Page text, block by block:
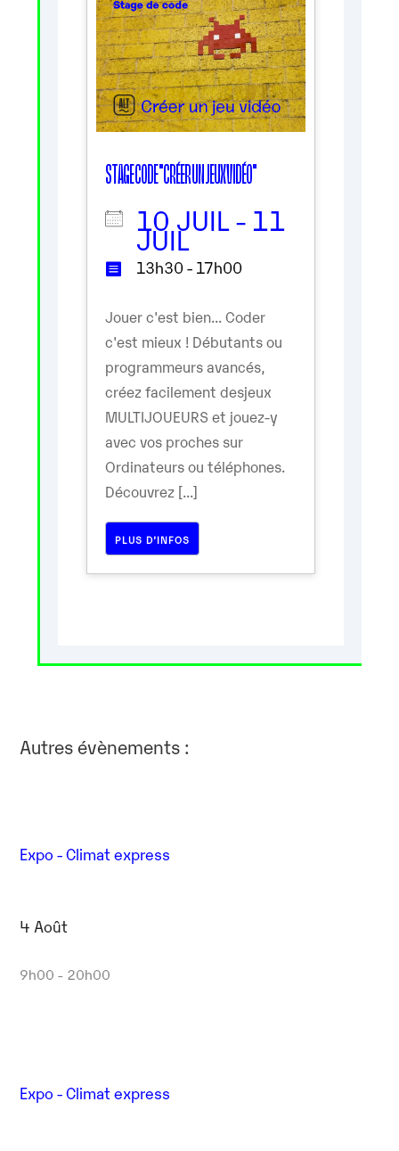
STAGE CODE "CRÉER UN JEUX VIDÉO"
10 JUIL - 11
JUIL
13h30 - 17h00
Jouer c'est bien... Coder
c'est mieux ! Débutants ou
programmeurs avancés,
créez facilement desjeux
MULTIJOUEURS et jouez-y
avec vos proches sur
Ordinateurs ou téléphones.
Découvrez [...]
PLUS D’INFOS
Autres évènements :
Expo - Climat express
4 Août
9h00 - 20h00
Expo - Climat express